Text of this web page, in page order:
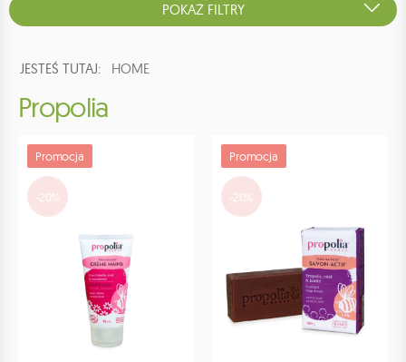
POKAŻ FILTRY
JESTEŚ TUTAJ: HOME
Propolia
Promocja
-20%
Promocja
-20%